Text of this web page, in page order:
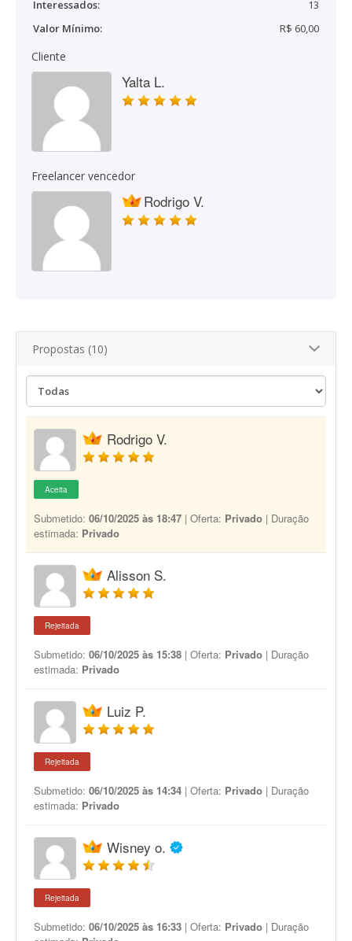
Interessados:
13
Valor Mínimo:
R$ 60,00
Cliente
Yalta L.
Freelancer vencedor
Rodrigo V.
Propostas (10)
Rodrigo V.
Aceita
Submetido: 06/10/2025 às 18:47 | Oferta: Privado | Duração
estimada: Privado
Alisson S.
Rejeitada
Submetido: 06/10/2025 às 15:38 | Oferta: Privado | Duração
estimada: Privado
Luiz P.
Rejeitada
Submetido: 06/10/2025 às 14:34 | Oferta: Privado | Duração
estimada: Privado
Wisney o.
Rejeitada
Submetido: 06/10/2025 às 16:33 | Oferta: Privado | Duração